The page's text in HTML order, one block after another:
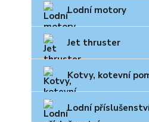
Lodní motory
Jet thruster
Kotvy, kotevní
Lodní